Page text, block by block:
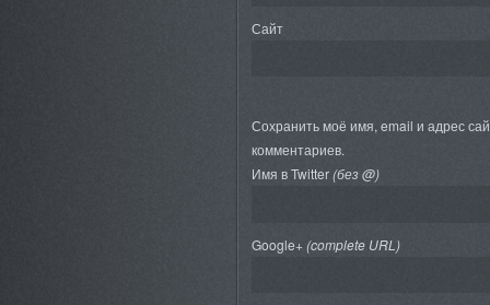
Сайт
Сохранить моё имя, email и адрес
комментариев.
Имя в Twitter(без @)
Google+ (complete URL)